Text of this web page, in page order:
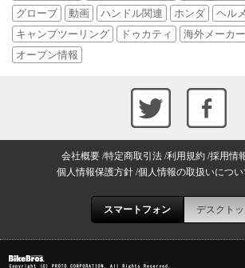
グローブ
動画 ハンドル関連 ホンダ ヘル
キャンプツーリング
ドゥカティ 海外メーカー
オープン情報
会社概要 特定商取引法 利用規約 採用情
個人情報保護方針 個人情報の取扱いについ
スマートフォン デスクト